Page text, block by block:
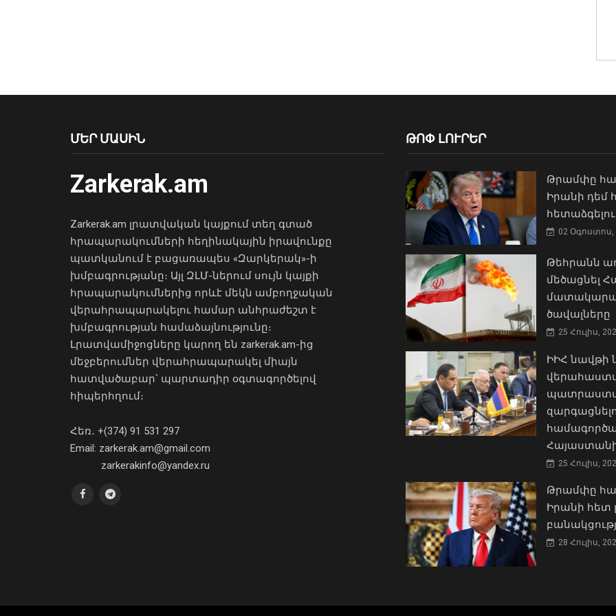
ՄԵՐ ՄԱՍԻՆ
Zarkerak.am
Zarkerak.am լրատվական կայքում տեղ գտած
հրապարակումների հեղինակային իրավունքը
պատկանում է բացառապես «Զարկերակ»-ի
խմբագրությանը։ Այլ ԶԼՄ-ներում սույն կայքի
հրապարակումներից որևէ մեկն ամբողջական
վերահրապարակելու համար անհրաժեշտ է
խմբագրության համաձայնությունը։
Լրատվամիջոցները կարող են zarkerak.am-ից
մեջբերումներ վերահրապարակել միայն
հատվածաբար՝ պարտադիր օգտագործելով
հիպերհղում։
Հեռ․ +(374) 91 531 297
Email: zarkerak.am@gmail.com
zarkerakinfo@yandex.ru
ԹՈՓ ԼՈՒՐԵՐ
Թրամփը
Իրանի դեմ
02 Օգոստոս,
Թեհրանն
մեծացնել
ծավալները
25 Հուլիս,
ԻԻՀ
25 Հուլիս,
Թրամփը
Իրանի հետ
28 Հուլիս,